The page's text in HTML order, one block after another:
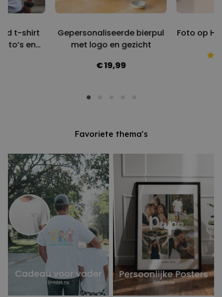
t-shirt
en
Gepersonaliseerde bierpul
met logo en gezicht
€ 19,99
Foto op
Favoriete thema's